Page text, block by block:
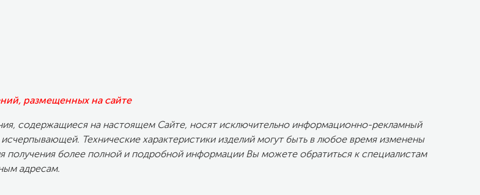
размещенных на сайте
содержащиеся на настоящем Сайте, носят исключительно информационно-рекламный
Технические характеристики изделий могут быть в любое время изменены
получения более полной и подробной информации Вы можете обратиться к специалистам
адресам.